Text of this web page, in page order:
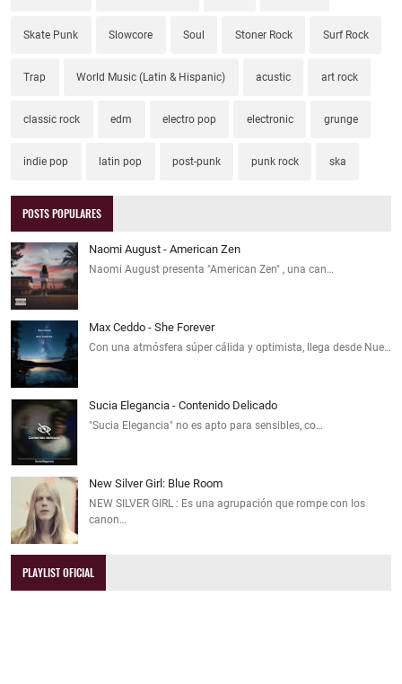
Skate Punk Slowcore Soul Stoner Rock Surf Rock
Trap World Music (Latin & Hispanic) acustic art rock
classic rock edm electro pop electronic grunge
indie pop latin pop post-punk punk rock ska
POSTS POPULARES
Naomi August - American Zen
Naomi August presenta "American Zen" , una can…
Max Ceddo - She Forever
Con una atmósfera súper cálida y optimista, llega desde Nue…
Sucia Elegancia - Contenido Delicado
"Sucia Elegancia" no es apto para sensibles, co…
New Silver Girl: Blue Room
NEW SILVER GIRL : Es una agrupación que rompe con los
canon…
PLAYLIST OFICIAL